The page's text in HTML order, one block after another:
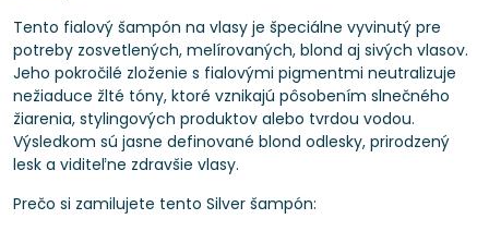
Tento fialový šampón na vlasy je špeciálne vyvinutý pre
potreby zosvetlených, melírovaných, blond aj sivých vlasov.
Jeho pokročilé zloženie s fialovými pigmentmi neutralizuje
nežiaduce žlté tóny, ktoré vznikajú pôsobením slnečného
žiarenia, stylingových produktov alebo tvrdou vodou.
Výsledkom sú jasne definované blond odlesky, prirodzený
lesk a viditeľne zdravšie vlasy.
Prečo si zamilujete tento Silver šampón: